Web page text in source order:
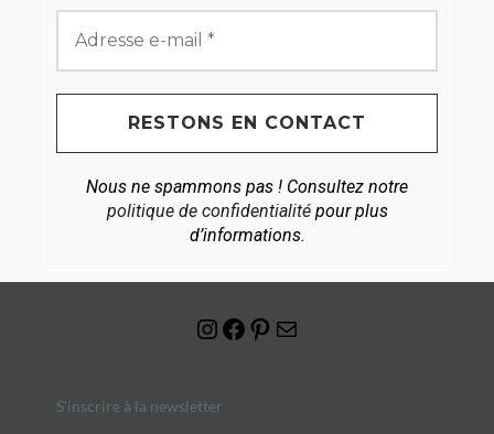
Nous ne spammons pas ! Consultez notre
politique de confidentialitépour plus
d’informations.
S'inscrire à la newsletter